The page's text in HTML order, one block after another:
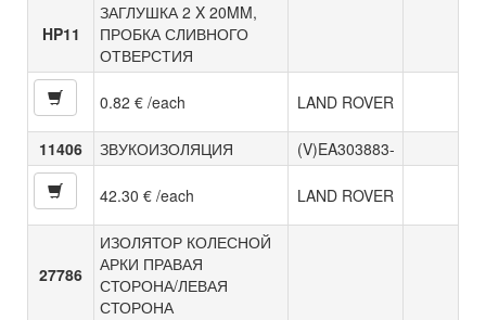
HP11
ЗАГЛУШКА 2 X 20MM,
ПРОБКА СЛИВНОГО
ОТВЕРСТИЯ
0.82 € /each LAND ROVER
11406 ЗВУКОИЗОЛЯЦИЯ (V)EA303883-
42.30 € /each LAND ROVER
27786
ИЗОЛЯТОР КОЛЕСНОЙ
АРКИ ПРАВАЯ
СТОРОНА/ЛЕВАЯ
СТОРОНА